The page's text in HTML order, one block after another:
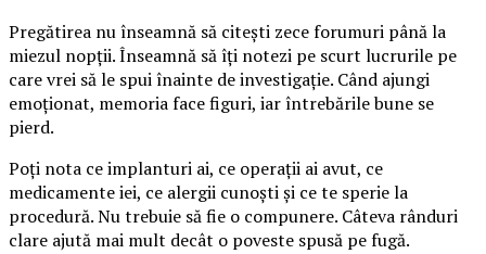
Pregătirea nu înseamnă să citești zece forumuri până la
miezul nopții. Înseamnă să îți notezi pe scurt lucrurile pe
care vrei să le spui înainte de investigație. Când ajungi
emoționat, memoria face figuri, iar întrebările bune se
pierd.
Poți nota ce implanturi ai, ce operații ai avut, ce
medicamente iei, ce alergii cunoști și ce te sperie la
procedură. Nu trebuie să fie o compunere. Câteva rânduri
clare ajută mai mult decât o poveste spusă pe fugă.